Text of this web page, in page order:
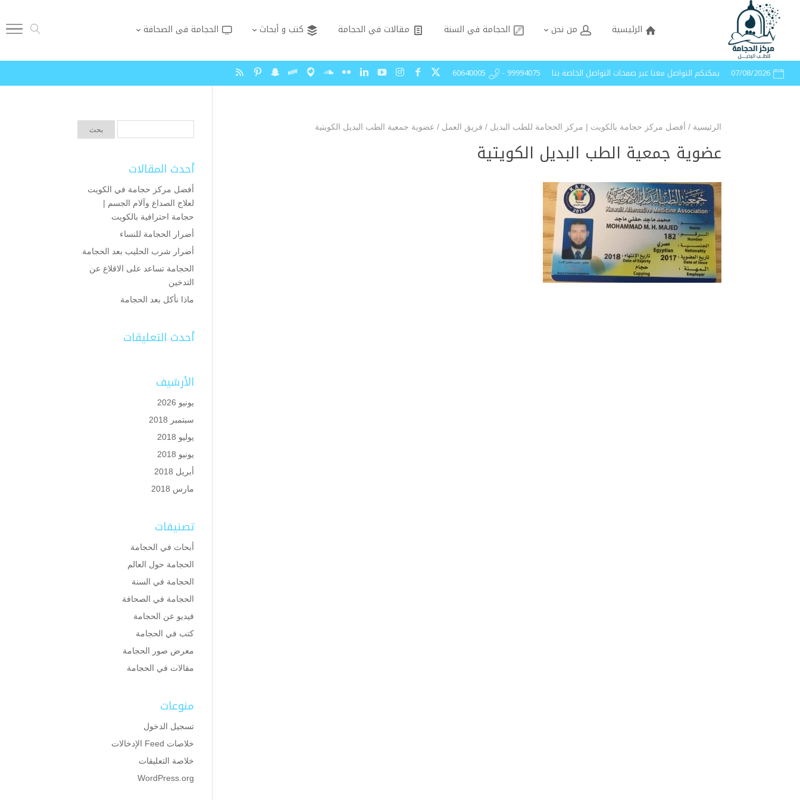
الرئيسية من نحن الحجامة في السنة مقالات في الحجامة كتب و أبحاث الحجامة فى الصحافة
07/08/2026 يمكنكم التواصل معنا عبر صفحات التواصل الخاصة بنا 99994075 - 60640005
الرئيسية / أفضل مركز حجامة بالكويت | مركز الحجامة للطب البديل / فريق العمل / عضوية جمعية الطب البديل الكويتية
عضوية جمعية الطب البديل الكويتية
أحدث المقالات
أفضل مركز حجامة في الكويت
لعلاج الصداع وآلام الجسم |
حجامة احترافية بالكويت
أضرار الحجامة للنساء
أضرار شرب الحليب بعد الحجامة
الحجامة تساعد على الاقلاع عن
التدخين
ماذا نأكل بعد الحجامة
أحدث التعليقات
الأرشيف
يونيو 2026
سبتمبر 2018
يوليو 2018
يونيو 2018
أبريل 2018
مارس 2018
تصنيفات
أبحاث في الحجامة
الحجامة حول العالم
الحجامة في السنة
الحجامة في الصحافة
فيديو عن الحجامة
كتب في الحجامة
معرض صور الحجامة
مقالات في الحجامة
منوعات
تسجيل الدخول
خلاصات Feed الإدخالات
خلاصة التعليقات
WordPress.org